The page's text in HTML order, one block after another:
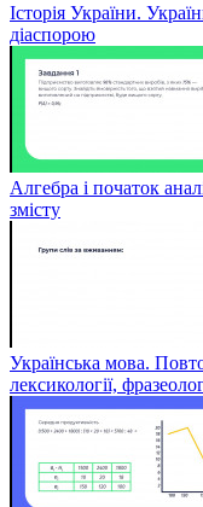
Історія України.
діаспорою
Алгебра і початок
змісту
Українська мова.
лексикології,